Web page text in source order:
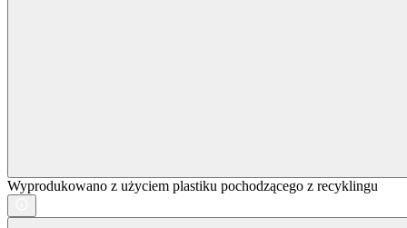
Wyprodukowano z użyciem plastiku pochodzącego z recyklingu